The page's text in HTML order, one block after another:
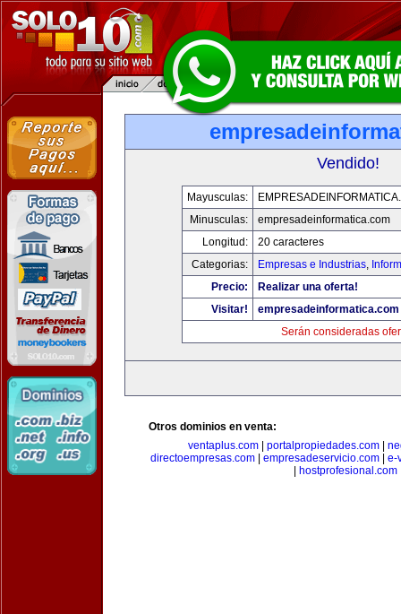
Vendido!
Mayusculas:
Minusculas:
empresadeinformatica.com
Longitud:
20 caracteres
Categorias:
Empresas e Industrias,
Precio:
Realizar una oferta!
Visitar!
empresadeinformatica.com
Serán consideradas
Otros dominios en venta:
ventaplus.com
portalpropiedades.com
directoempresas.com
empresadeservicio.com
e-
hostprofesional.com